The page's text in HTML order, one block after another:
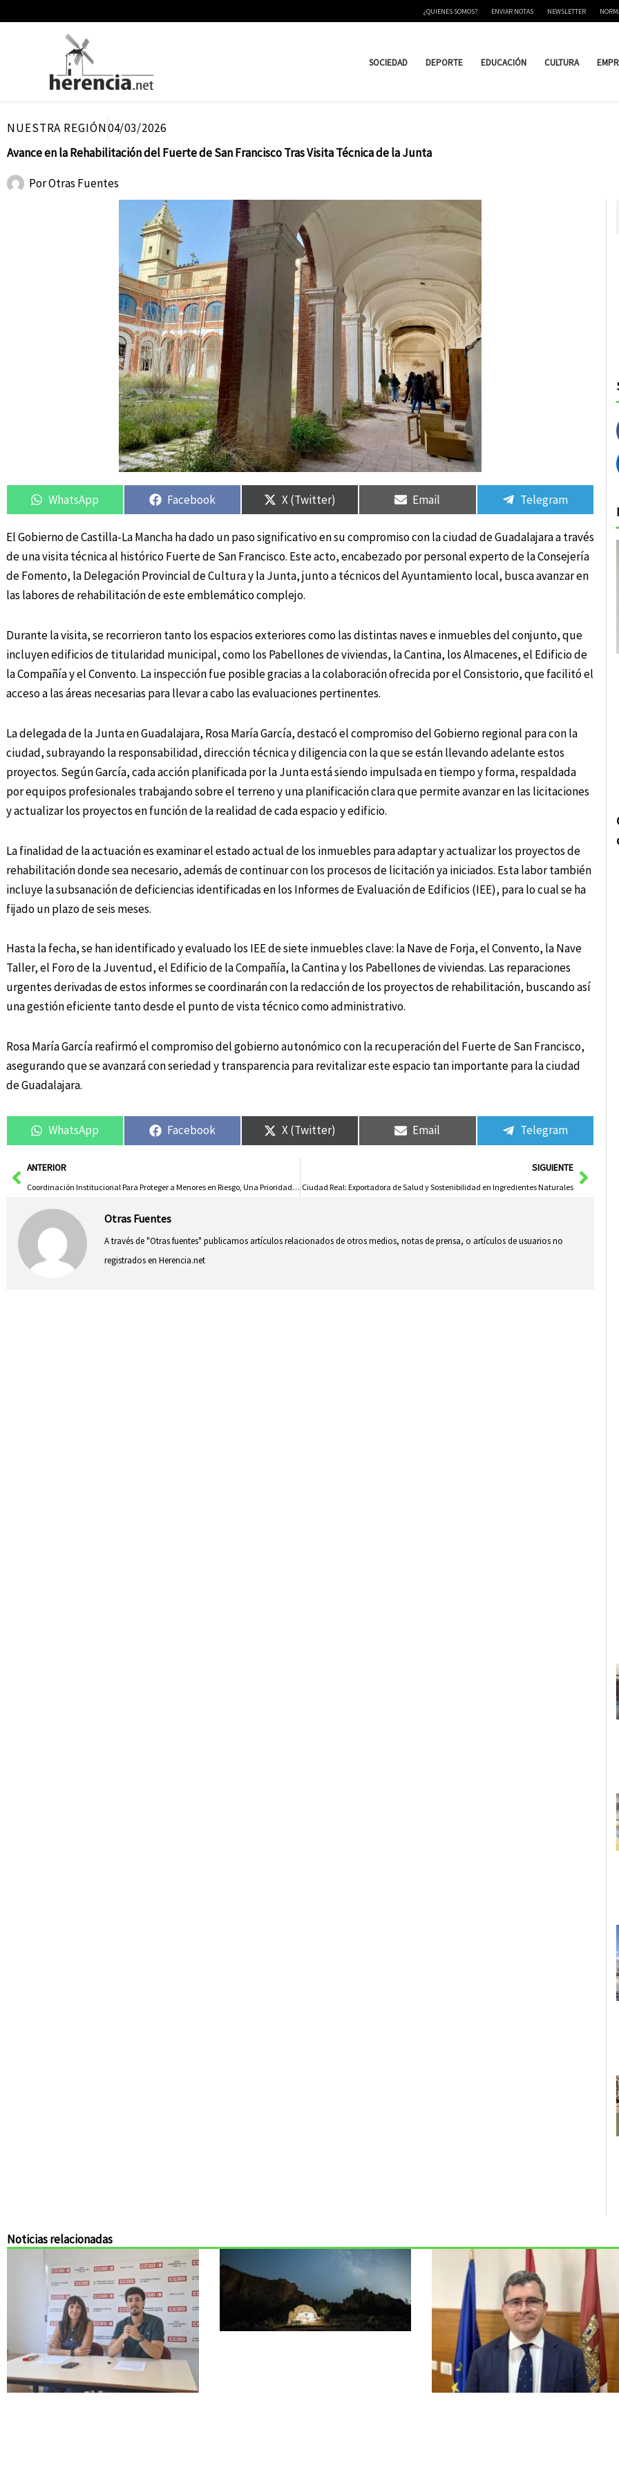
¿QUIENES SOMOS? ENVIAR NOTAS NEWSLETTER
SOCIEDAD DEPORTE EDUCACIÓN CULTURA
NUESTRA REGIÓN04/03/2026
Avance en la Rehabilitación del Fuerte de San Francisco Tras Visita Técnica de la Junta
PorOtras Fuentes
en
WhatsApp
Compartir
en
Facebook
Compartir
en
X (Twitter)
Compartir
en
Email
en
Telegram
El Gobierno de Castilla-La Mancha ha dado un paso significativo en su compromiso con la ciudad de Guadalajara a través
de una visita técnica al histórico Fuerte de San Francisco. Este acto, encabezado por personal experto de la Consejería
de Fomento, la Delegación Provincial de Cultura y la Junta, junto a técnicos del Ayuntamiento local, busca avanzar en
las labores de rehabilitación de este emblemático complejo.
Durante la visita, se recorrieron tanto los espacios exteriores como las distintas naves e inmuebles del conjunto, que
incluyen edificios de titularidad municipal, como los Pabellones de viviendas, la Cantina, los Almacenes, el Edificio de
la Compañía y el Convento. La inspección fue posible gracias a la colaboración ofrecida por el Consistorio, que facilitó el
acceso a las áreas necesarias para llevar a cabo las evaluaciones pertinentes.
La delegada de la Junta en Guadalajara, Rosa María García, destacó el compromiso del Gobierno regional para con la
ciudad, subrayando la responsabilidad, dirección técnica y diligencia con la que se están llevando adelante estos
proyectos. Según García, cada acción planificada por la Junta está siendo impulsada en tiempo y forma, respaldada
por equipos profesionales trabajando sobre el terreno y una planificación clara que permite avanzar en las licitaciones
y actualizar los proyectos en función de la realidad de cada espacio y edificio.
La finalidad de la actuación es examinar el estado actual de los inmuebles para adaptar y actualizar los proyectos de
rehabilitación donde sea necesario, además de continuar con los procesos de licitación ya iniciados. Esta labor también
incluye la subsanación de deficiencias identificadas en los Informes de Evaluación de Edificios (IEE), para lo cual se ha
fijado un plazo de seis meses.
Hasta la fecha, se han identificado y evaluado los IEE de siete inmuebles clave: la Nave de Forja, el Convento, la Nave
Taller, el Foro de la Juventud, el Edificio de la Compañía, la Cantina y los Pabellones de viviendas. Las reparaciones
urgentes derivadas de estos informes se coordinarán con la redacción de los proyectos de rehabilitación, buscando así
una gestión eficiente tanto desde el punto de vista técnico como administrativo.
Rosa María García reafirmó el compromiso del gobierno autonómico con la recuperación del Fuerte de San Francisco,
asegurando que se avanzará con seriedad y transparencia para revitalizar este espacio tan importante para la ciudad
de Guadalajara.
en
WhatsApp
Compartir
en
Facebook
Compartir
en
X (Twitter)
Compartir
en
Email
en
Telegram
AntANTERIOR
Coordinación Institucional Para Proteger a Menores en Riesgo, Una Prioridad de la Junta
SIGUIENTE
Ciudad Real: Exportadora de Salud y Sostenibilidad en Ingredientes Naturales
Otras Fuentes
A través de "Otras fuentes" publicamos artículos relacionados de otros medios, notas de prensa, o artículos de usuarios no
registrados en Herencia.net
Noticias relacionadas